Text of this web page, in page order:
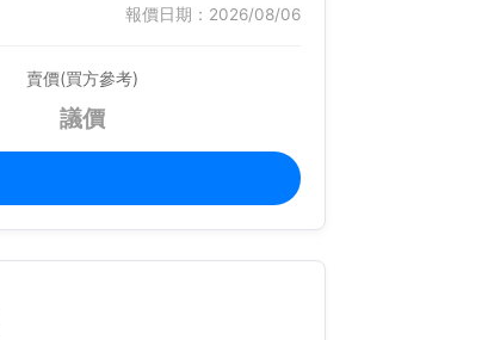
報價日期：2026/08/06
賣價(買方參考)
議價